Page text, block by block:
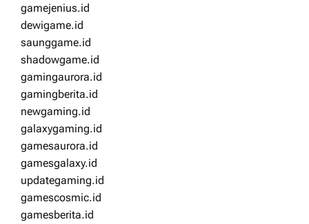
gamejenius.id
dewigame.id
saunggame.id
shadowgame.id
gamingaurora.id
gamingberita.id
newgaming.id
galaxygaming.id
gamesaurora.id
gamesgalaxy.id
updategaming.id
gamescosmic.id
gamesberita.id